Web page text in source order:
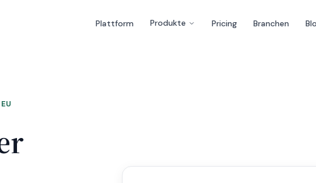
Plattform Produkte Pricing Branchen